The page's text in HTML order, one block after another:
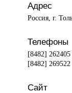
Адрес
Россия, г.
Телефоны
[8482]
[8482] 269522
Сайт